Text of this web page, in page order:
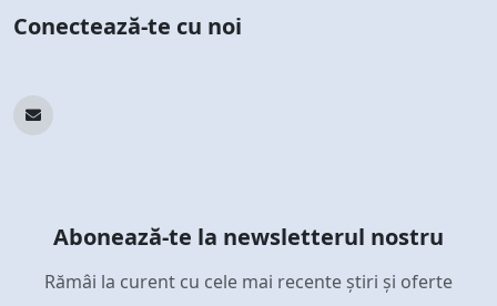
Conectează-te cu noi
Abonează-te la newsletterul nostru
Rămâi la curent cu cele mai recente știri și oferte